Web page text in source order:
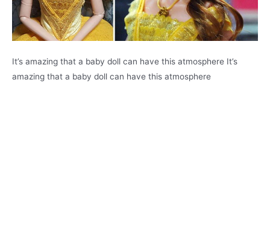
It’s amazing that a baby doll can have this atmosphere It’s
amazing that a baby doll can have this atmosphere